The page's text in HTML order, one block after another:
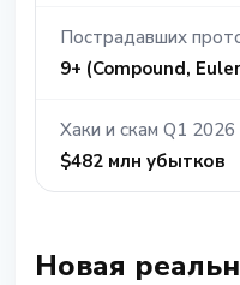
Пострадавших
9+ (Compound,
Хаки и скам Q1 2026
$482 млн убытков
Новая